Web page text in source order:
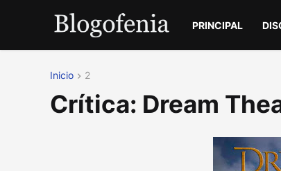
PRINCIPAL
Inicio 2
Crítica: Dream